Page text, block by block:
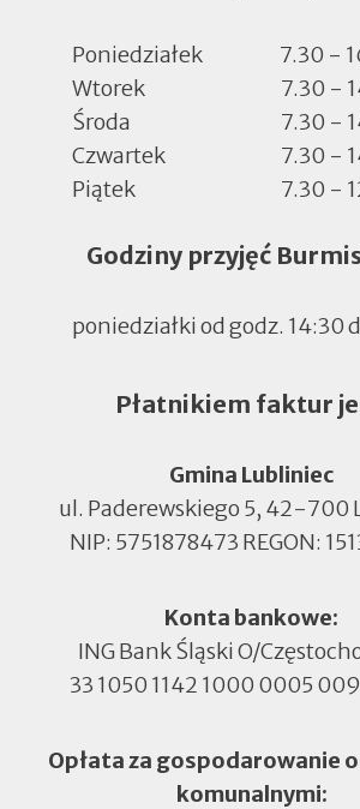
Poniedziałek
7.30 -
Wtorek
7.30 -
Środa
7.30 -
Czwartek
7.30 -
Piątek
7.30 -
Godziny przyjęć
poniedziałki od godz. 14:30
Płatnikiem faktur
Gmina Lubliniec
ul. Paderewskiego 5, 42-700
NIP: 5751878473 REGON:
Konta bankowe:
ING Bank Śląski O/
33 1050 1142 1000 0005
Opłata za gospodarowanie
komunalnymi: